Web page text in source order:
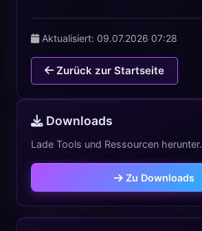
Aktualisiert: 09.07.2026 07:28
Zurück zur Startseite
Downloads
Lade Tools und Ressourcen herunter.
Zu Downloads